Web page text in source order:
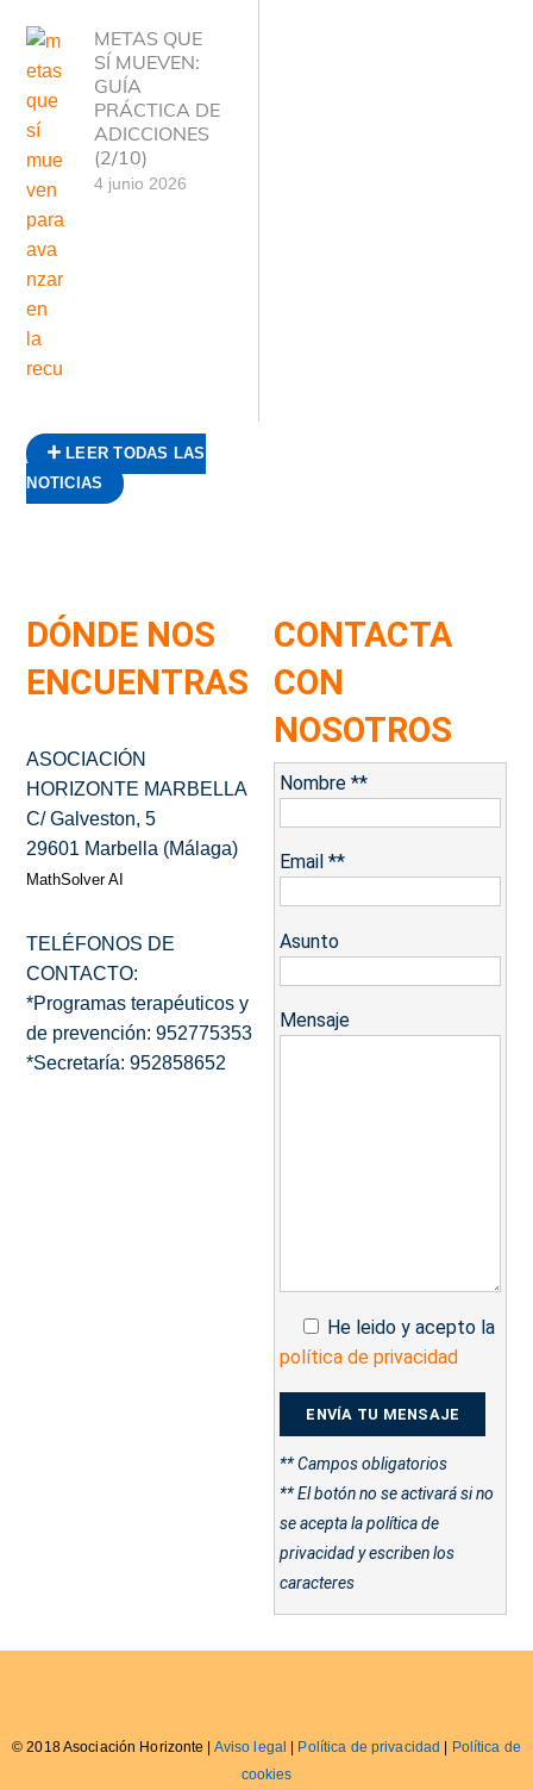
METAS QUE
SÍ MUEVEN:
GUÍA
PRÁCTICA DE
ADICCIONES
(2/10)
4 junio 2026
LEER TODAS LAS
NOTICIAS
DÓNDE NOS
ENCUENTRAS
ASOCIACIÓN
HORIZONTE MARBELLA
C/ Galveston, 5
29601 Marbella (Málaga)
MathSolver AI
TELÉFONOS DE
CONTACTO:
*Programas terapéuticos y
de prevención: 952775353
*Secretaría: 952858652
CONTACTA
CON
NOSOTROS
Nombre **
Email **
Asunto
Mensaje
He leido y acepto la
política de privacidad
** Campos obligatorios
** El botón no se activará si no
se acepta la política de
privacidad y escriben los
caracteres
© 2018 Asociación Horizonte | Aviso legal | Política de privacidad | Política de
cookies